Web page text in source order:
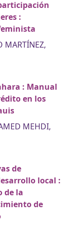
:
MARTÍNEZ,
: Manual
en los
MEHDI,
de
local :
de la
de